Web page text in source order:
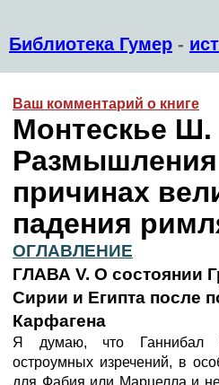
Библиотека Гумер -
Ваш комментарий о книге
Монтескье Ш.
причинах
падения
ОГЛАВЛЕНИЕ
ГЛАВА V. О состоянии
Сирии и Египта после
Карфагена
Я думаю, что Ганнибал
остроумных изречений, в
для Фабия или Марцелла и